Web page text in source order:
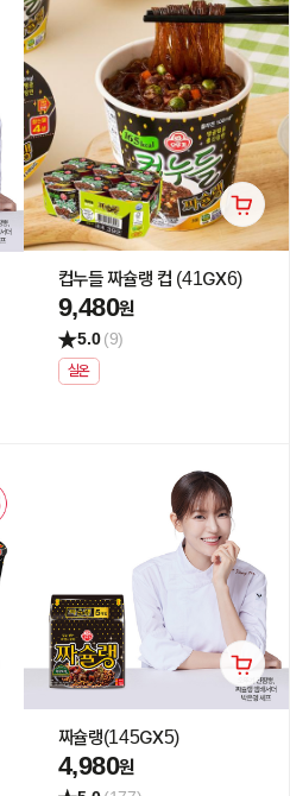
컵누들 짜슐랭 컵 (41GX6)
9,480원
5.0 (9)
실온
짜슐랭(145GX5)
4,980원